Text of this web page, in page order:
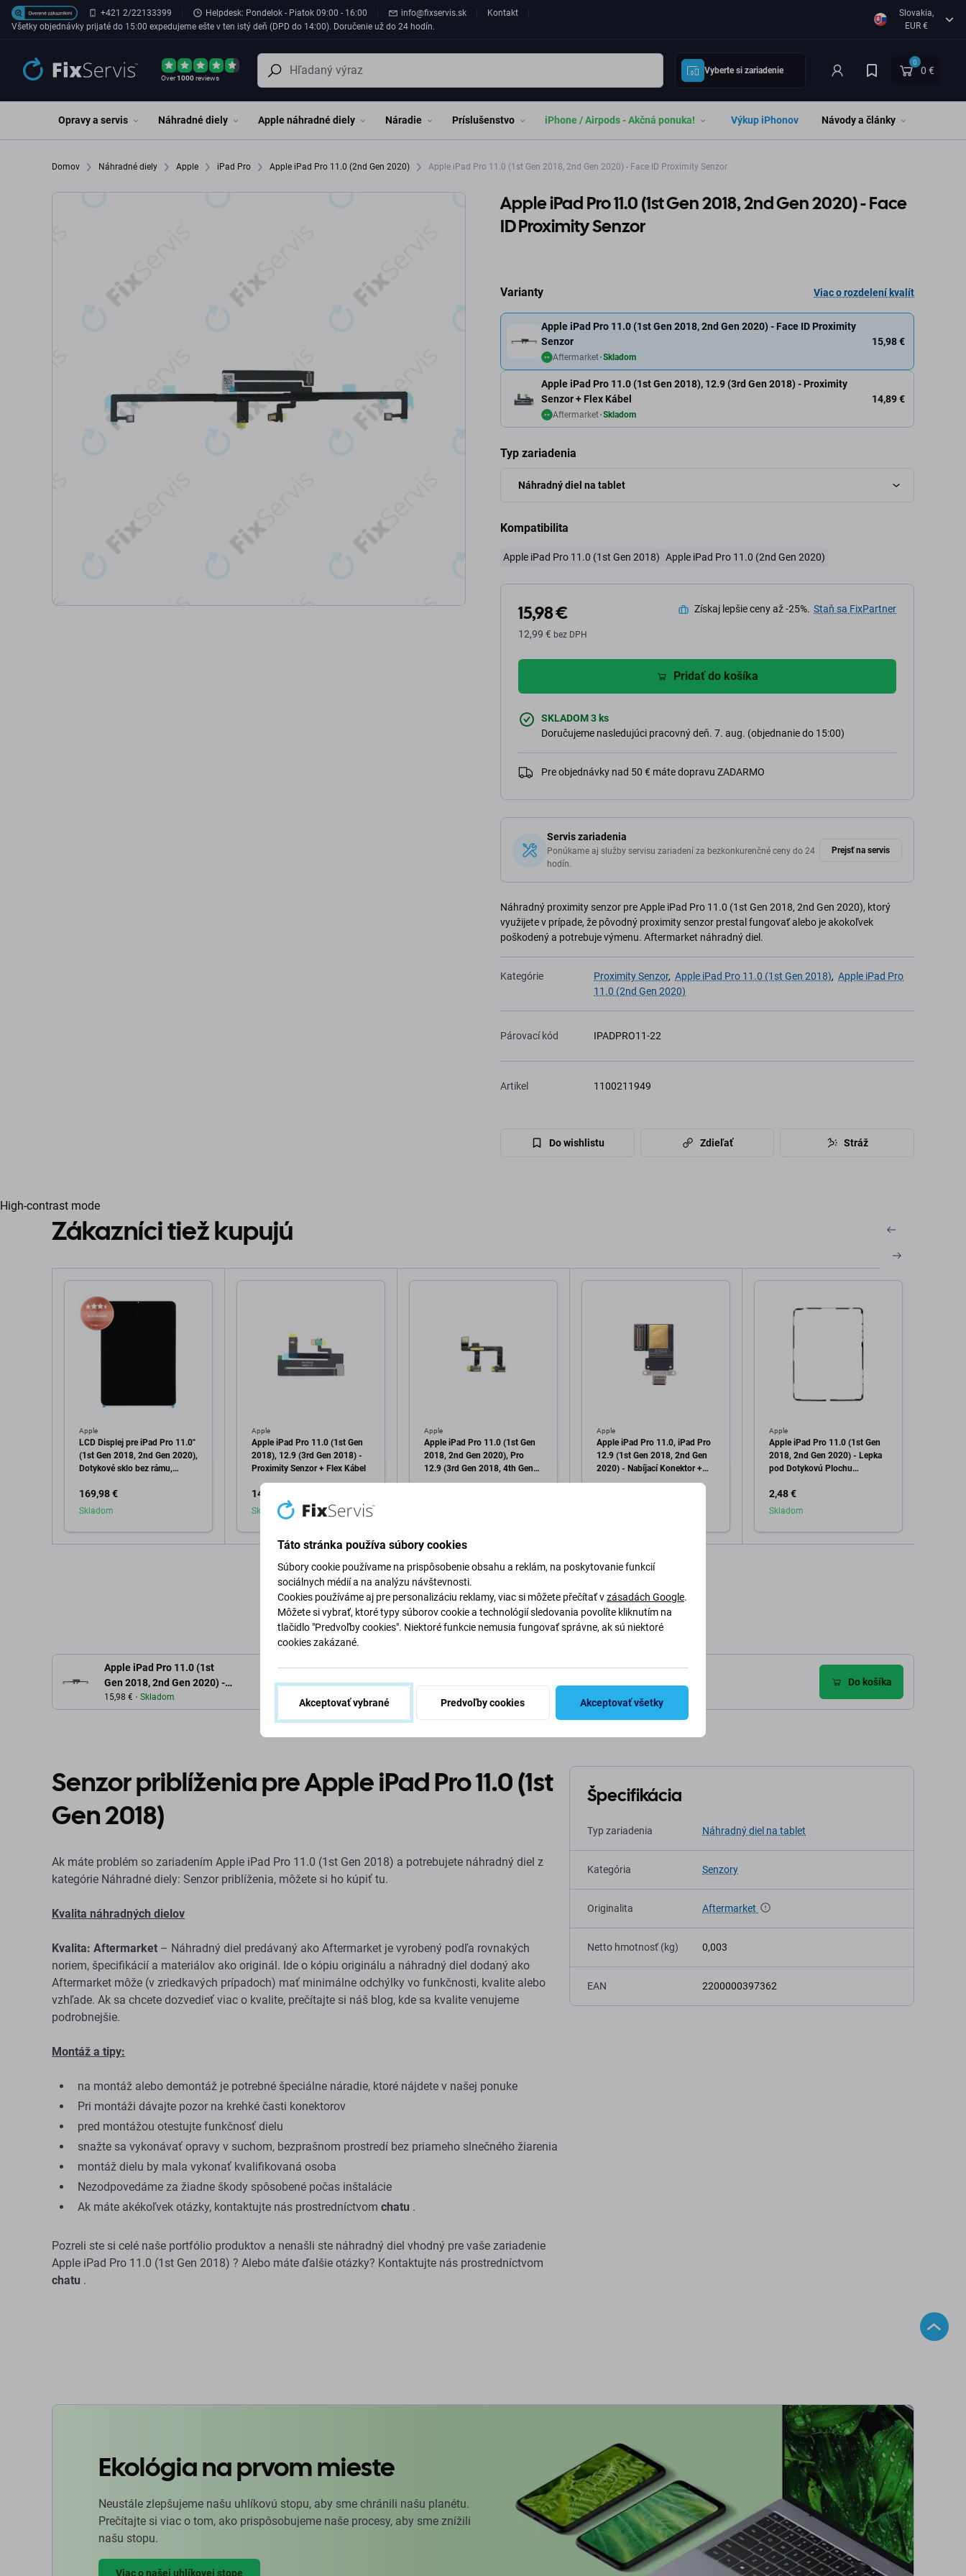
Preskočiť na hlavný obsah+421 2/22133399 Helpdesk: Pondelok - Piatok 09:00 - 16:00 info@fixservis.sk
Kontakt
Všetky objednávky prijaté do 15:00 expedujeme ešte v ten istý deň (DPD do 14:00). Doručenie už do 24 hodín.
Slovakia,
EUR €
Over1000reviews
Vyberte si zariadenie
0
0 €
Opravy a servis Náhradné diely Apple náhradné diely Náradie Príslušenstvo iPhone / Airpods - Akčná ponuka! Výkup iPhonov Návody a články
Domov Náhradné diely Apple iPad Pro Apple iPad Pro 11.0 (2nd Gen 2020) Apple iPad Pro 11.0 (1st Gen 2018, 2nd Gen 2020) - Face ID Proximity Senzor
Apple iPad Pro 11.0 (1st Gen 2018, 2nd Gen 2020) - Face
ID Proximity Senzor
Varianty Viac o rozdelení kvalít
Apple iPad Pro 11.0 (1st Gen 2018, 2nd Gen 2020) - Face ID Proximity
Senzor
Aftermarket Skladom
15,98 €
Apple iPad Pro 11.0 (1st Gen 2018), 12.9 (3rd Gen 2018) - Proximity
Senzor + Flex Kábel
Aftermarket Skladom
14,89 €
Typ zariadenia
Náhradný diel na tablet
Kompatibilita
Apple iPad Pro 11.0 (1st Gen 2018) Apple iPad Pro 11.0 (2nd Gen 2020)
15,98 €
12,99 € bez DPH
Získaj lepšie ceny až -25%. Staň sa FixPartner
Pridať do košíka
SKLADOM 3 ks
Doručujeme nasledujúci pracovný deň. 7. aug. (objednanie do 15:00)
Pre objednávky nad 50 € máte dopravu ZADARMO
Servis zariadenia
Ponúkame aj služby servisu zariadení za bezkonkurenčné ceny do 24
hodín.
Prejsť na servis
Náhradný proximity senzor pre Apple iPad Pro 11.0 (1st Gen 2018, 2nd Gen 2020), ktorý
využijete v prípade, že pôvodný proximity senzor prestal fungovať alebo je akokoľvek
poškodený a potrebuje výmenu. Aftermarket náhradný diel.
Kategórie Proximity Senzor, Apple iPad Pro 11.0 (1st Gen 2018), Apple iPad Pro
11.0 (2nd Gen 2020)
Párovací kód IPADPRO11-22
Artikel 1100211949
Do wishlistu Zdieľať Stráž
High-contrast mode
Zákazníci tiež kupujú
Apple
LCD Displej pre iPad Pro 11.0"
(1st Gen 2018, 2nd Gen 2020),
Dotykové sklo bez rámu,
169,98 €
Skladom
Pridať do košíka
Apple
Apple iPad Pro 11.0 (1st Gen
2018), 12.9 (3rd Gen 2018) -
Proximity Senzor + Flex Kábel
14,89 €
Skladom
Pridať do košíka
Apple
Apple iPad Pro 11.0 (1st Gen
2018, 2nd Gen 2020), Pro
12.9 (3rd Gen 2018, 4th Gen
2020) - Mikrofón + Flex Kábel
Pridať do košíka
Apple
Apple iPad Pro 11.0, iPad Pro
12.9 (1st Gen 2018, 2nd Gen
2020) - Nabíjací Konektor +
Flex Kábel (Black)
Apple
Apple iPad Pro 11.0 (1st Gen
2018, 2nd Gen 2020) - Lepka
pod Dotykovú Plochu
2,48 €
Skladom
Apple iPad Pro 11.0 (1st
Gen 2018, 2nd Gen 2020) -
Face ID Proximity Senzor
15,98 € Skladom
Popis a špecifikácia Do košíka
Senzor priblíženia pre Apple iPad Pro 11.0 (1st
Gen 2018)
Ak máte problém so zariadením Apple iPad Pro 11.0 (1st Gen 2018) a potrebujete náhradný diel z
kategórie Náhradné diely: Senzor priblíženia, môžete si ho kúpiť tu.
Kvalita náhradných dielov
Kvalita: Aftermarket – Náhradný diel predávaný ako Aftermarket je vyrobený podľa rovnakých
noriem, špecifikácií a materiálov ako originál. Ide o kópiu originálu a náhradný diel dodaný ako
Aftermarket môže (v zriedkavých prípadoch) mať minimálne odchýlky vo funkčnosti, kvalite alebo
vzhľade. Ak sa chcete dozvedieť viac o kvalite, prečítajte si náš blog, kde sa kvalite venujeme
podrobnejšie.
Montáž a tipy:
na montáž alebo demontáž je potrebné špeciálne náradie, ktoré nájdete v našej ponuke
Pri montáži dávajte pozor na krehké časti konektorov
pred montážou otestujte funkčnosť dielu
snažte sa vykonávať opravy v suchom, bezprašnom prostredí bez priameho slnečného žiarenia
montáž dielu by mala vykonať kvalifikovaná osoba
Nezodpovedáme za žiadne škody spôsobené počas inštalácie
Ak máte akékoľvek otázky, kontaktujte nás prostredníctvom chatu .
Pozreli ste si celé naše portfólio produktov a nenašli ste náhradný diel vhodný pre vaše zariadenie
Apple iPad Pro 11.0 (1st Gen 2018) ? Alebo máte ďalšie otázky? Kontaktujte nás prostredníctvom
chatu .
Špecifikácia
Typ zariadenia Náhradný diel na tablet
Kategória Senzory
Originalita Aftermarket
Netto hmotnosť (kg) 0,003
EAN 2200000397362
Ekológia na prvom mieste
Neustále zlepšujeme našu uhlíkovú stopu, aby sme chránili našu planétu.
Prečítajte si viac o tom, ako prispôsobujeme naše procesy, aby sme znížili
našu stopu.
Viac o našej uhlíkovej stope
Táto stránka používa súbory cookies
Súbory cookie používame na prispôsobenie obsahu a reklám, na poskytovanie funkcií
sociálnych médií a na analýzu návštevnosti.
Cookies používáme aj pre personalizáciu reklamy, viac si môžete přečítať vzásadách Google.
Môžete si vybrať, ktoré typy súborov cookie a technológií sledovania povolíte kliknutím na
tlačidlo "Predvoľby cookies". Niektoré funkcie nemusia fungovať správne, ak sú niektoré
cookies zakázané.
Akceptovať vybrané Predvoľby cookies Akceptovať všetky